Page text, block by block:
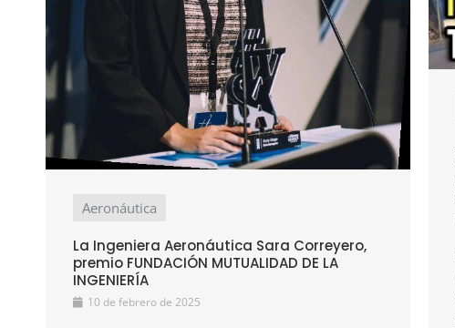
Aeronáutica
La Ingeniera Aeronáutica Sara Correyero,
premio FUNDACIÓN MUTUALIDAD DE LA
INGENIERÍA
10 de febrero de 2025